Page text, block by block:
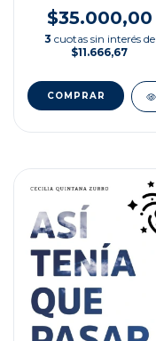
$35.000,00
3 cuotas sin interés de
$11.666,67